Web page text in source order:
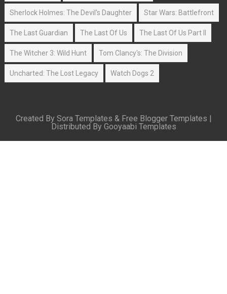
Sherlock Holmes: The Devil's Daughter Star Wars: Battlefront
The Last Guardian The Last Of Us The Last Of Us Part II
The Witcher 3: Wild Hunt Tom Clancy's: The Division
Uncharted: The Lost Legacy Watch Dogs 2
Created By Sora Templates & Free Blogger Templates |
Distributed By Gooyaabi Templates